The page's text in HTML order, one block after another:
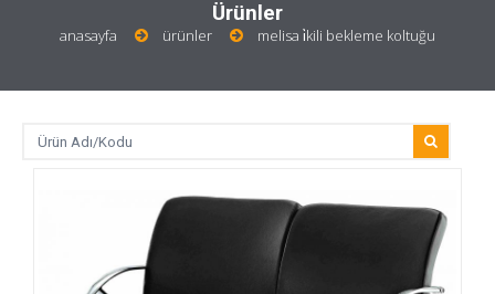
Ürünler
anasayfa ürünler melisa i̇kili bekleme koltuğu